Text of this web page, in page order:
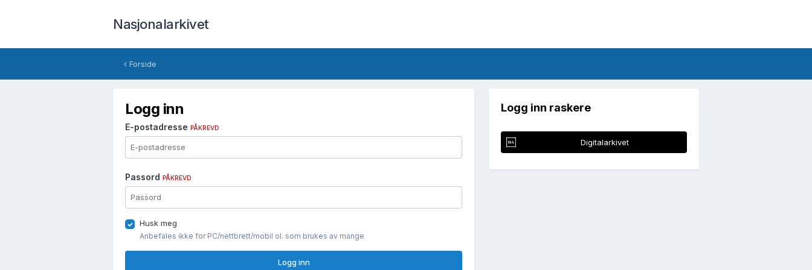
Nasjonalarkivet
Forside
Logg inn
E-postadresse PÅKREVD
Passord PÅKREVD
Husk meg
Anbefales ikke for PC/nettbrett/mobil ol. som brukes av mange
Logg inn
Logg inn raskere
Digitalarkivet